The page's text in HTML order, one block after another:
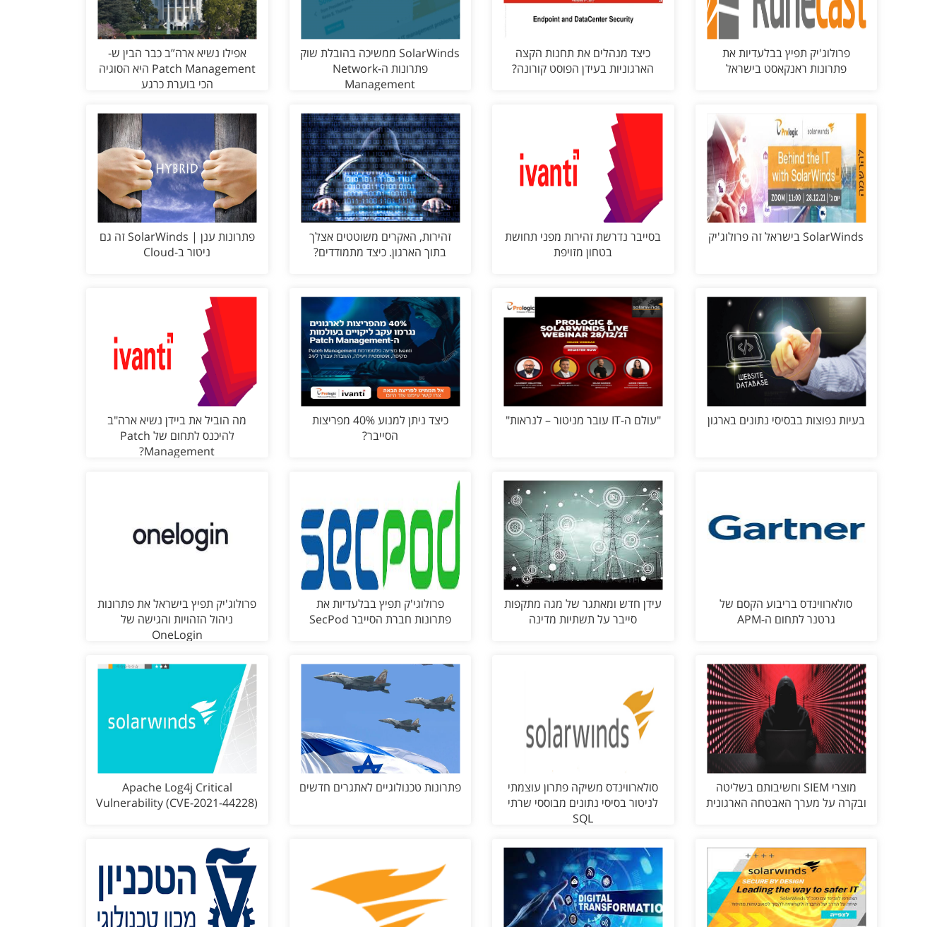
פרולוג'יק תפיץ בבלעדיות את
פתרונות ראנקאסט בישראל
כיצד מנהלים את תחנות הקצה
הארגוניות בעידן הפוסט קורונה?
SolarWinds ממשיכה בהובלת שוק
פתרונות ה-Network
Management
אפילו נשיא ארה”ב כבר הבין ש-
Patch Management היא הסוגיה
הכי בוערת כרגע
SolarWinds בישראל זה פרולוג'יק
בסייבר נדרשת זהירות מפני תחושת
בטחון מזויפת
זהירות, האקרים משוטטים אצלך
בתוך הארגון. כיצד מתמודדים?
פתרונות ענן | SolarWinds זה גם
ניטור ב-Cloud
בעיות נפוצות בבסיסי נתונים בארגון "עולם ה-IT עובר מניטור – לנראות"
כיצד ניתן למנוע 40% מפריצות
הסייבר?
מה הוביל את ביידן נשיא ארה"ב
להיכנס לתחום של Patch
Management?
סולארווינדס בריבוע הקסם של
גרטנר לתחום ה-APM
עידן חדש ומאתגר של מגה מתקפות
סייבר על תשתיות מדינה
פרולוגי'ק תפיץ בבלעדיות את
פתרונות חברת הסייבר SecPod
פרולוג'יק תפיץ בישראל את פתרונות
ניהול הזהויות והגישה של
OneLogin
מוצרי SIEM וחשיבותם בשליטה
ובקרה על מערך האבטחה הארגונית
סולארווינדס משיקה פתרון עוצמתי
לניטור בסיסי נתונים מבוססי שרתי
SQL
פתרונות טכנולוגיים לאתגרים חדשים
Apache Log4j Critical
Vulnerability (CVE-2021-44228)